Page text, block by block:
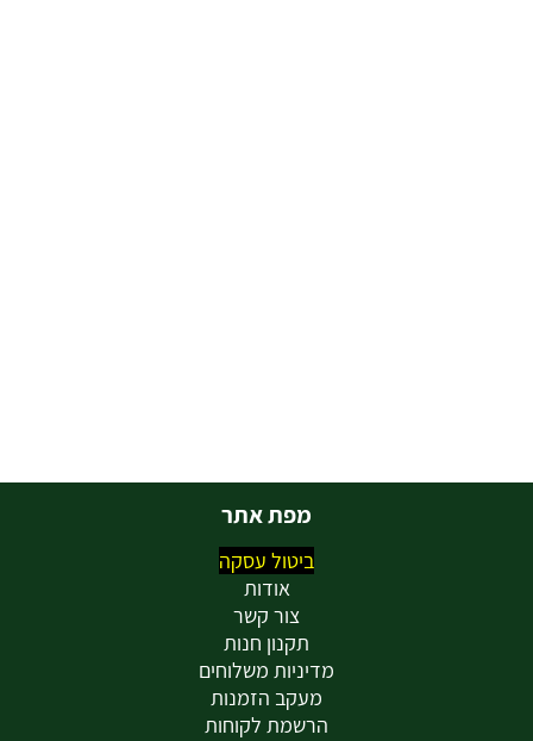
מפת אתר
ביטול עסקה
אודות
צור קשר
תקנון חנות
מדיניות משלוחים
מעקב הזמנות
הרשמת לקוחות